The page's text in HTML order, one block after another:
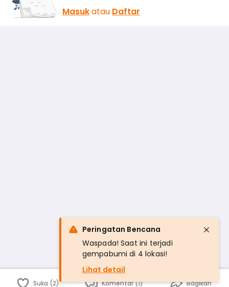
Masukatau Daftar
Suka (2) Komentar (1) Bagikan
Peringatan Bencana
Waspada! Saat ini terjadi
gempabumi di 4 lokasi!
Lihat detail